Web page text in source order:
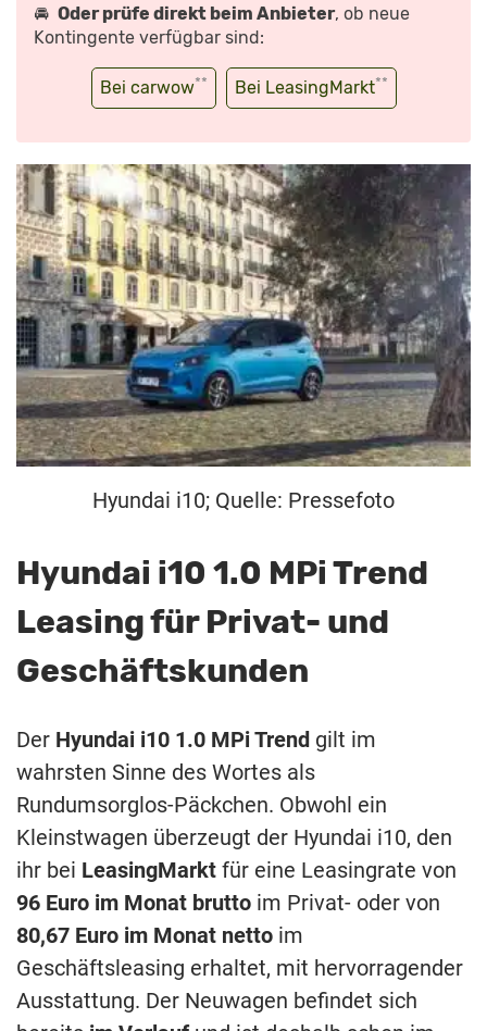
🚘 Oder prüfe direkt beim Anbieter, ob neue
Kontingente verfügbar sind:
Bei carwow** Bei LeasingMarkt**
Hyundai i10; Quelle: Pressefoto
Hyundai i10 1.0 MPi Trend
Leasing für Privat- und
Geschäftskunden
Der Hyundai i10 1.0 MPi Trend gilt im
wahrsten Sinne des Wortes als
Rundumsorglos-Päckchen. Obwohl ein
Kleinstwagen überzeugt der Hyundai i10, den
ihr bei LeasingMarkt für eine Leasingrate von
96 Euro im Monat brutto im Privat- oder von
80,67 Euro im Monat netto im
Geschäftsleasing erhaltet, mit hervorragender
Ausstattung. Der Neuwagen befindet sich